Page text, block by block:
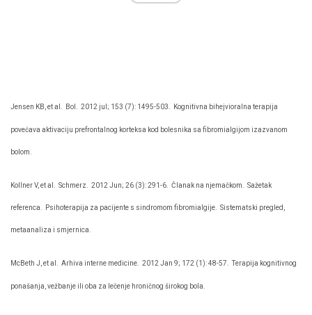
Jensen KB, et al. Bol. 2012 jul; 153 (7): 1495-503. Kognitivna bihejvioralna terapija
povećava aktivaciju prefrontalnog korteksa kod bolesnika sa fibromialgijom izazvanom
bolom.
Kollner V, et al. Schmerz. 2012 Jun; 26 (3): 291-6. Članak na njemačkom. Sažetak
referenca. Psihoterapija za pacijente s sindromom fibromialgije. Sistematski pregled,
metaanaliza i smjernica.
McBeth J, et al. Arhiva interne medicine. 2012 Jan 9; 172 (1): 48-57. Terapija kognitivnog
ponašanja, vežbanje ili oba za lečenje hroničnog širokog bola.